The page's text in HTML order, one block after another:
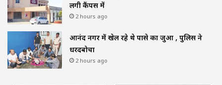
लगी कैंपस में
2 hours ago
आनंद नगर में खेल रहे थे पासे का जुआ , पुलिस ने
धरदबोचा
2 hours ago